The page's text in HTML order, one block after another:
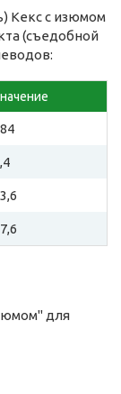
Кекс с изюмом
(съедобной
для